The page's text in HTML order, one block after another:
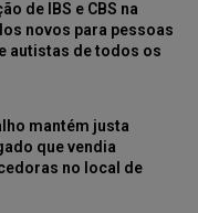
de IBS e CBS na
novos para pessoas
autistas de todos os
mantém justa
que vendia
no local de